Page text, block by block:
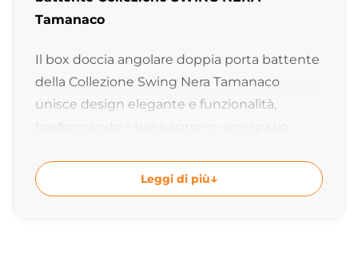
Tamanaco
Il box doccia angolare doppia porta battente
della Collezione Swing Nera Tamanaco
unisce design elegante e funzionalità,
consentono un’apertura ampia e comoda,
perfetta anche per bagni di dimensioni
Leggi di più